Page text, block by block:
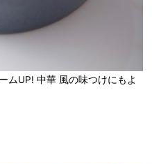
ムUP! 中華 風の味つけにもよ